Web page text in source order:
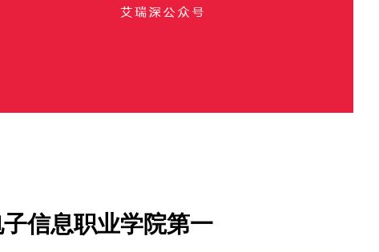
信息职业学院第一